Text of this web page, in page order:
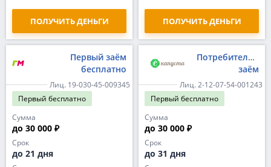
ПОЛУЧИТЬ ДЕНЬГИ ПОЛУЧИТЬ ДЕНЬГИ
Первый заём
бесплатно
Лиц. 19-030-45-009345
Первый бесплатно
Сумма
до 30 000 ₽
Срок
до 21 дня
заём
Лиц. 2-12-07-54-001243
Первый бесплатно
Сумма
до 30 000 ₽
Срок
до 31 дня